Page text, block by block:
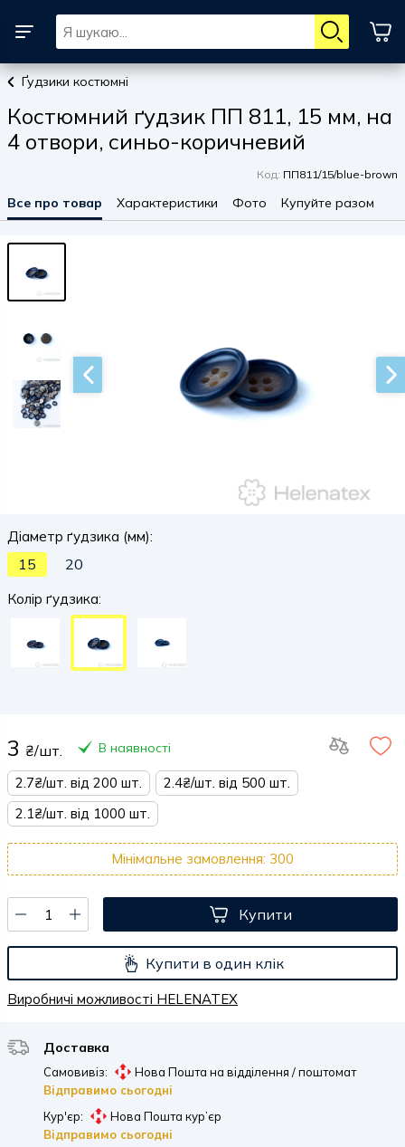
Ґудзики костюмні
Костюмний ґудзик ПП 811, 15 мм, на
4 отвори, синьо-коричневий
Код: ПП811/15/blue-brown
Все про товар Характеристики Фото Купуйте разом
Діаметр ґудзика (мм):
15 20
Колір ґудзика:
3 ₴/шт. В наявності
2.7₴/шт. від 200 шт.
2.4₴/шт. від 500 шт.
2.1₴/шт. від 1000 шт.
Мінімальне замовлення: 300
Купити
Купити в один клік
Виробничі можливості HELENATEX
Доставка
Самовивіз:
Нова Пошта на відділення / поштомат
Відправимо сьогодні
Кур'єр:
Нова Пошта кур’єр
Відправимо сьогодні